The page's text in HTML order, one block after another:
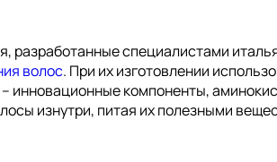
специалистами
волос. При их изготовлении
инновационные компоненты,
изнутри, питая их полезными